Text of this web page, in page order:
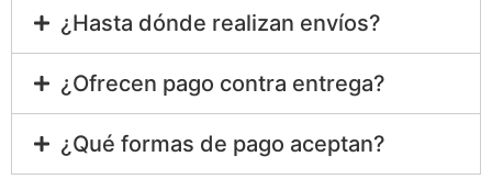
¿Hasta dónde realizan envíos?
¿Ofrecen pago contra entrega?
¿Qué formas de pago aceptan?